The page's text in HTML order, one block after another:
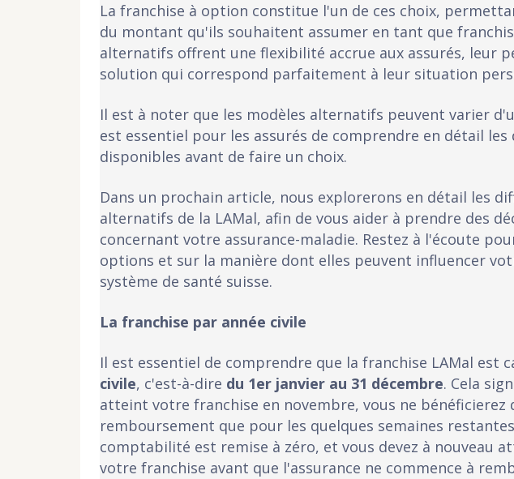
La franchise à option constitue l'un de ces choix,
du montant qu'ils souhaitent assumer en tant que
alternatifs offrent une flexibilité accrue aux assurés, leur
solution qui correspond parfaitement à leur situation
Il est à noter que les modèles alternatifs peuvent varier
est essentiel pour les assurés de comprendre en détail
disponibles avant de faire un choix.
Dans un prochain article, nous explorerons en détail les
alternatifs de la LAMal, afin de vous aider à prendre des
concernant votre assurance-maladie. Restez à l'écoute
options et sur la manière dont elles peuvent influencer
système de santé suisse.
La franchise par année civile
Il est essentiel de comprendre que la franchise LAMal est
civile, c'est-à-dire du 1er janvier au 31 décembre. Cela
atteint votre franchise en novembre, vous ne bénéficierez
remboursement que pour les quelques semaines
comptabilité est remise à zéro, et vous devez à nouveau
votre franchise avant que l'assurance ne commence à